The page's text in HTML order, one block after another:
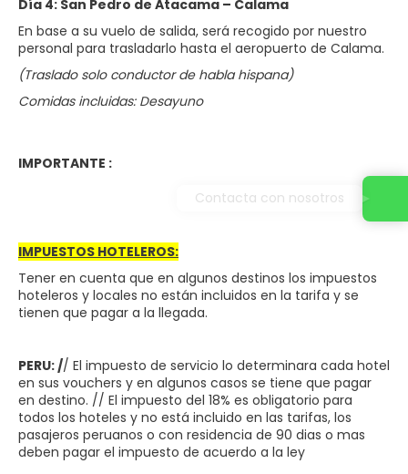
Día 4: San Pedro de Atacama – Calama
En base a su vuelo de salida, será recogido por nuestro
personal para trasladarlo hasta el aeropuerto de Calama.
(Traslado solo conductor de habla hispana)
Comidas incluidas: Desayuno
IMPORTANTE :
IMPUESTOS HOTELEROS:
Tener en cuenta que en algunos destinos los impuestos
hoteleros y locales no están incluidos en la tarifa y se
tienen que pagar a la llegada.
PERU: // El impuesto de servicio lo determinara cada hotel
en sus vouchers y en algunos casos se tiene que pagar
en destino. // El impuesto del 18% es obligatorio para
todos los hoteles y no está incluido en las tarifas, los
pasajeros peruanos o con residencia de 90 dias o mas
deben pagar el impuesto de acuerdo a la ley
Contacta con nosotros